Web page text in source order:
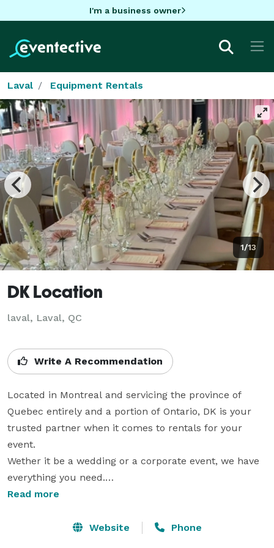
I'm a business owner
Laval Equipment Rentals
1/13
DK Location
laval, Laval, QC
Write A Recommendation
Located in Montreal and servicing the province of
Quebec entirely and a portion of Ontario, DK is your
trusted partner when it comes to rentals for your
event.
Wether it be a wedding or a corporate event, we have
everything you need.
Read more
Website Phone